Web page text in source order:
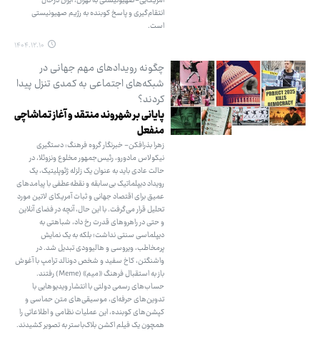
انتقام‌گیری و پاسخ کوبنده به رژیم صهیونیستی
است.
۱۴۰۴.۱۲.۱۰
چگونه رویدادهای مهم جهانی در
شبکه‌های اجتماعی به کمدی تنزل پیدا
کردند؟
پایانی بر شهروند منتقد و آغاز تماشاچی
منفعل
زهرا بذرافکن- خبرنگار گروه فرهنگ: دستگیری
نیکولاس مادورو، رئیس‌جمهور مخلوع ونزوئلا، در
حالت عادی باید به عنوان یک زلزله ژئوپلیتیک، یک
رویداد دیپلماتیک بی‌سابقه و نقطه‌عطفی با پیامدهای
عمیق برای اقتصاد جهانی و ثبات آمریکای لاتین مورد
تحلیل قرار می‌گرفت. با این حال، آنچه در فضای آنلاین
و حتی در راهروهای قدرت رخ داد، شباهتی به
دیپلماسی سنتی نداشت؛ بلکه به یک نمایش
پرمخاطب، ویروسی و هالیوودی تبدیل شد. در
واشنگتن، کاخ سفید و شخص دونالد ترامپ با آغوش
باز به استقبال فرهنگ «میم» (Meme) رفتند.
حساب‌های رسمی دولتی با انتشار ویدیوهایی با
تدوین‌های حرفه‌ای، موسیقی‌های متن حماسی و
کپشن‌های کوبنده، این عملیات نظامی و اطلاعاتی را
همچون یک فیلم اکشن بلاک‌باستر به تصویر کشیدند.